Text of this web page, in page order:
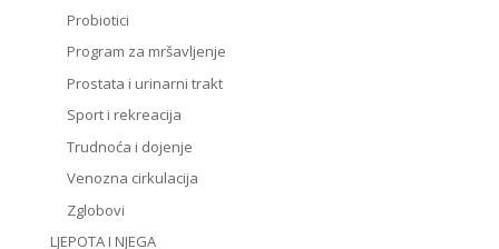
Probiotici
Program za mršavljenje
Prostata i urinarni trakt
Sport i rekreacija
Trudnoća i dojenje
Venozna cirkulacija
Zglobovi
LJEPOTA I NJEGA